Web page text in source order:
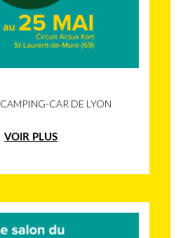
CAR DE LYON
VOIR PLUS